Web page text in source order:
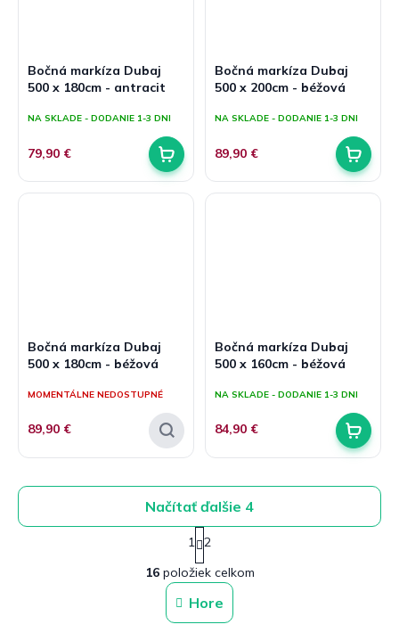
Bočná markíza Dubaj
500 x 180cm - antracit
NA SKLADE - DODANIE 1-3 DNI
79,90 €
Bočná markíza Dubaj
500 x 200cm - béžová
NA SKLADE - DODANIE 1-3 DNI
89,90 €
Bočná markíza Dubaj
500 x 180cm - béžová
MOMENTÁLNE NEDOSTUPNÉ
89,90 €
Bočná markíza Dubaj
500 x 160cm - béžová
NA SKLADE - DODANIE 1-3 DNI
84,90 €
O
v
l
á
d
Načítať ďalšie 4
S
t
r
á
k
o
1 2
16položiek celkom
Hore